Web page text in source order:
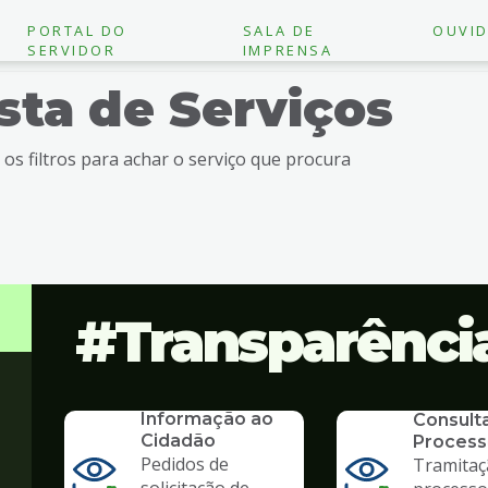
PORTAL DO
SERVIDOR
SALA DE
IMPRENSA
de Serviços
os filtros para achar o serviço que procura
Informação ao
Cidadão
Pedidos de